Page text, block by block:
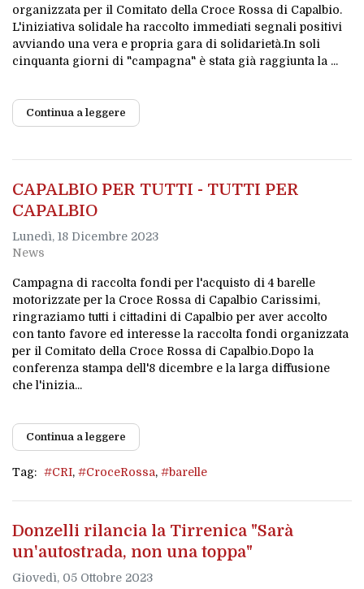
organizzata per il Comitato della Croce Rossa di Capalbio.
L'iniziativa solidale ha raccolto immediati segnali positivi
avviando una vera e propria gara di solidarietà.In soli
cinquanta giorni di "campagna" è stata già raggiunta la ...
Continua a leggere
CAPALBIO PER TUTTI - TUTTI PER
CAPALBIO
Lunedì, 18 Dicembre 2023
News
Campagna di raccolta fondi per l'acquisto di 4 barelle
motorizzate per la Croce Rossa di Capalbio Carissimi,
ringraziamo tutti i cittadini di Capalbio per aver accolto
con tanto favore ed interesse la raccolta fondi organizzata
per il Comitato della Croce Rossa di Capalbio.Dopo la
conferenza stampa dell'8 dicembre e la larga diffusione
che l'inizia...
Continua a leggere
Tag: CRI CroceRossa barelle
Donzelli rilancia la Tirrenica "Sarà
un'autostrada, non una toppa"
Giovedì, 05 Ottobre 2023